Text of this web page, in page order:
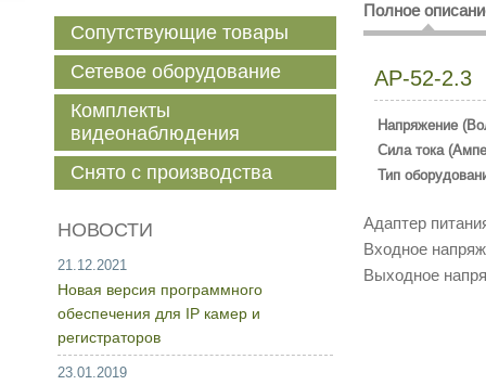
Полное
AP-52-2.3
Напряжение
Сила тока
Тип
Адаптер
Входное
Выходное
Сопутствующие товары
Сетевое оборудование
Комплекты
видеонаблюдения
Снято с производства
НОВОСТИ
21.12.2021
Новая версия программного
обеспечения для IP камер и
регистраторов
23.01.2019